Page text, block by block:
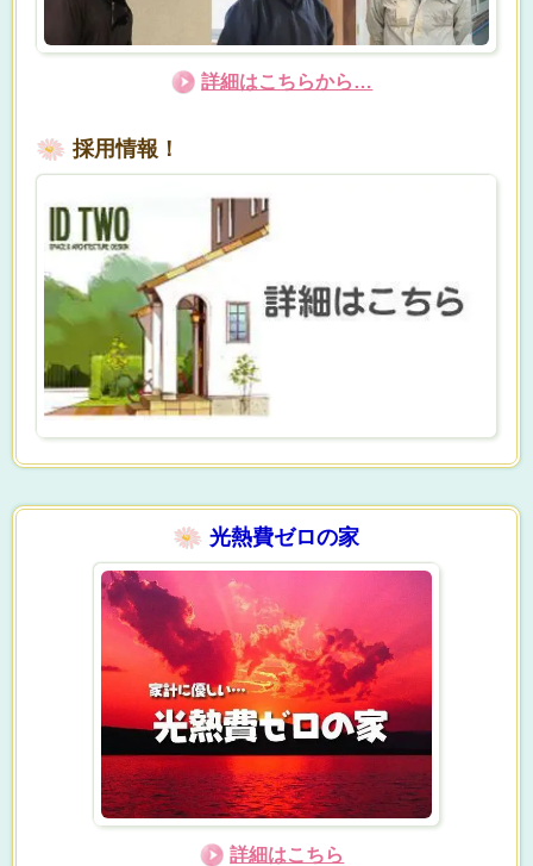
詳細はこちらから…
採用情報！
光熱費ゼロの家
詳細はこちら